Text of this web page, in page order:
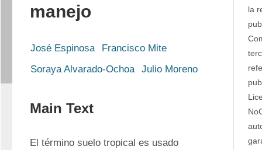
manejo
José Espinosa
Francisco Mite
Soraya Alvarado-Ochoa
Julio Moreno
Main Text
El término suelo tropical es usado
la